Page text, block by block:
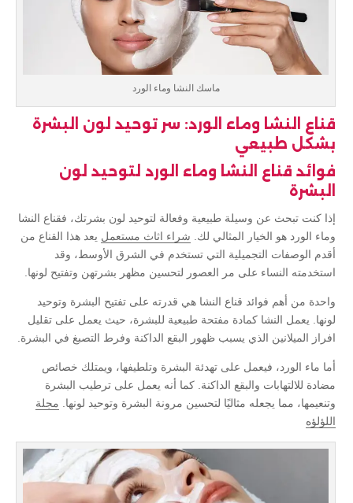
ماسك النشا وماء الورد
قناع النشا وماء الورد: سر توحيد لون البشرة
بشكل طبيعي
فوائد قناع النشا وماء الورد لتوحيد لون
البشرة
إذا كنت تبحث عن وسيلة طبيعية وفعالة لتوحيد لون بشرتك، فقناع النشا
وماء الورد هو الخيار المثالي لك. شراء اثاث مستعمل يعد هذا القناع من
أقدم الوصفات التجميلية التي تستخدم في الشرق الأوسط، وقد
استخدمته النساء على مر العصور لتحسين مظهر بشرتهن وتفتيح لونها.
واحدة من أهم فوائد قناع النشا هي قدرته على تفتيح البشرة وتوحيد
لونها. يعمل النشا كمادة مفتحة طبيعية للبشرة، حيث يعمل على تقليل
افراز الميلانين الذي يسبب ظهور البقع الداكنة وفرط التصبغ في البشرة.
أما ماء الورد، فيعمل على تهدئة البشرة وتلطيفها، ويمتلك خصائص
مضادة للالتهابات والبقع الداكنة. كما أنه يعمل على ترطيب البشرة
وتنعيمها، مما يجعله مثاليًا لتحسين مرونة البشرة وتوحيد لونها. مجلة
اللؤلؤه